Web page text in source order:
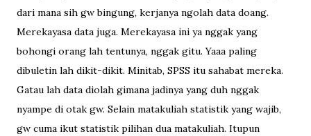
dari mana sih gw bingung, kerjanya ngolah data doang.
Merekayasa data juga. Merekayasa ini ya nggak yang
bohongi orang lah tentunya, nggak gitu. Yaaa paling
dibuletin lah dikit-dikit. Minitab, SPSS itu sahabat mereka.
Gatau lah data diolah gimana jadinya yang duh nggak
nyampe di otak gw. Selain matakuliah statistik yang wajib,
gw cuma ikut statistik pilihan dua matakuliah. Itupun